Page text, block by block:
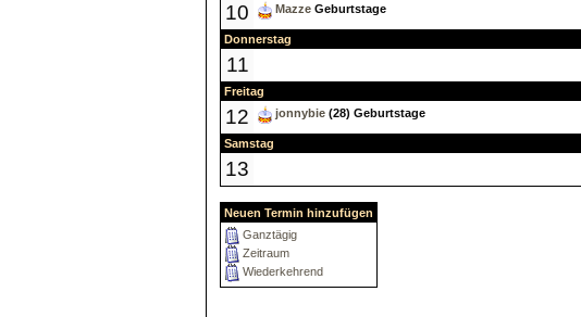
10 Mazze Geburtstage
Donnerstag
11
Freitag
12 jonnybie (28) Geburtstage
Samstag
13
Neuen Termin hinzufügen
Ganztägig
Zeitraum
Wiederkehrend